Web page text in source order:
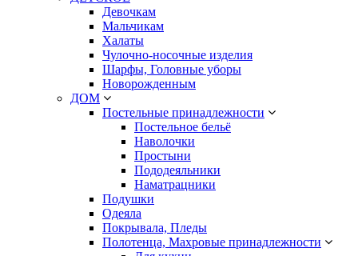
Девочкам
Мальчикам
Халаты
Чулочно-носочные изделия
Шарфы, Головные уборы
Новорожденным
ДОМ
Постельные принадлежности
Постельное бельё
Наволочки
Простыни
Пододеяльники
Наматрацники
Подушки
Одеяла
Покрывала, Пледы
Полотенца, Махровые принадлежности